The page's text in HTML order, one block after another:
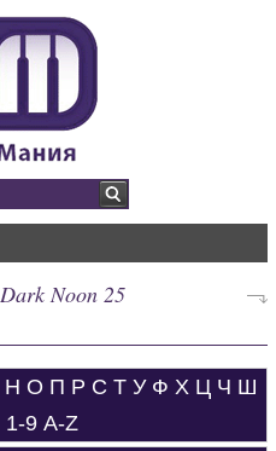
Dark Noon 25
Н О П Р С Т У Ф Х Ц Ч Ш
1-9 A-Z